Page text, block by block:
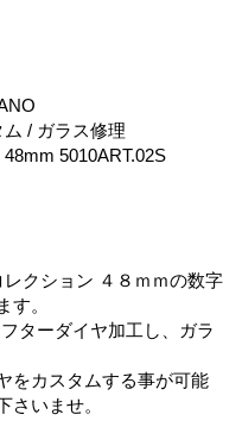
/ ガラス修理
5010ART.02S
クション ４８ｍｍの数字
す。
ターダイヤ加工し、ガラ
をカスタムする事が可能
さいませ。